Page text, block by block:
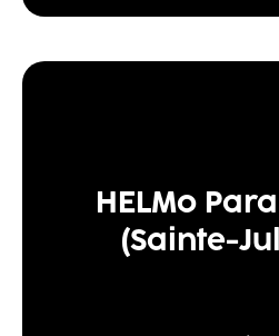
HELMo
(Sainte-